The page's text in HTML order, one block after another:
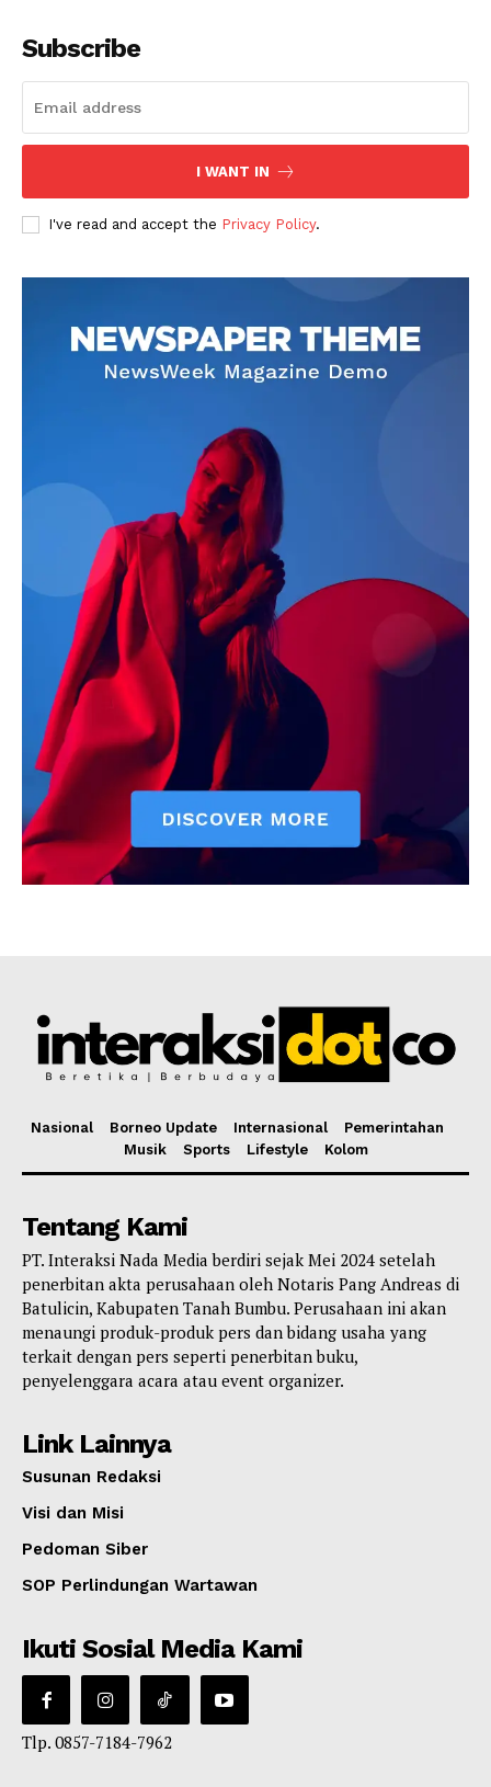
Subscribe
I WANT IN
I've read and accept the Privacy Policy.
Nasional Borneo Update Internasional
Pemerintahan
Musik
Sports Lifestyle Kolom
Tentang Kami
PT. Interaksi Nada Media berdiri sejak Mei 2024 setelah
penerbitan akta perusahaan oleh Notaris Pang Andreas di
Batulicin, Kabupaten Tanah Bumbu. Perusahaan ini akan
menaungi produk-produk pers dan bidang usaha yang
terkait dengan pers seperti penerbitan buku,
penyelenggara acara atau event organizer.
Link Lainnya
Susunan Redaksi
Visi dan Misi
Pedoman Siber
SOP Perlindungan Wartawan
Ikuti Sosial Media Kami
Tlp. 0857-7184-7962